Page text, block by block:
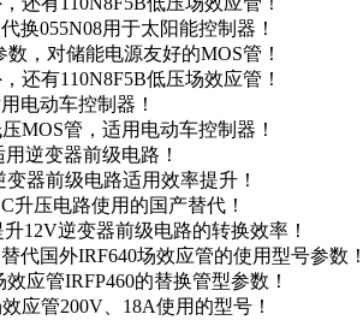
换055N08用于太阳能控制器！
，对储能电源友好的MOS管！
还有110N8F5B低压场效应管！
电动车控制器！
MOS管，适用电动车控制器！
逆变器前级电路！
器前级电路适用效率提升！
升压电路使用的国产替代！
12V逆变器前级电路的转换效率！
代国外IRF640场效应管的使用型号参数！
应管IRFP460的替换管型参数！
应管200V、18A使用的型号！